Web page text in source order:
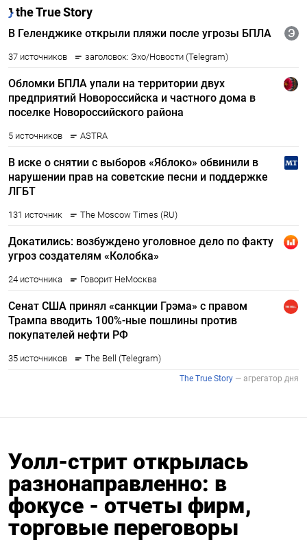
Уолл-стрит открылась
разнонаправленно: в
фокусе - отчеты фирм,
торговые переговоры